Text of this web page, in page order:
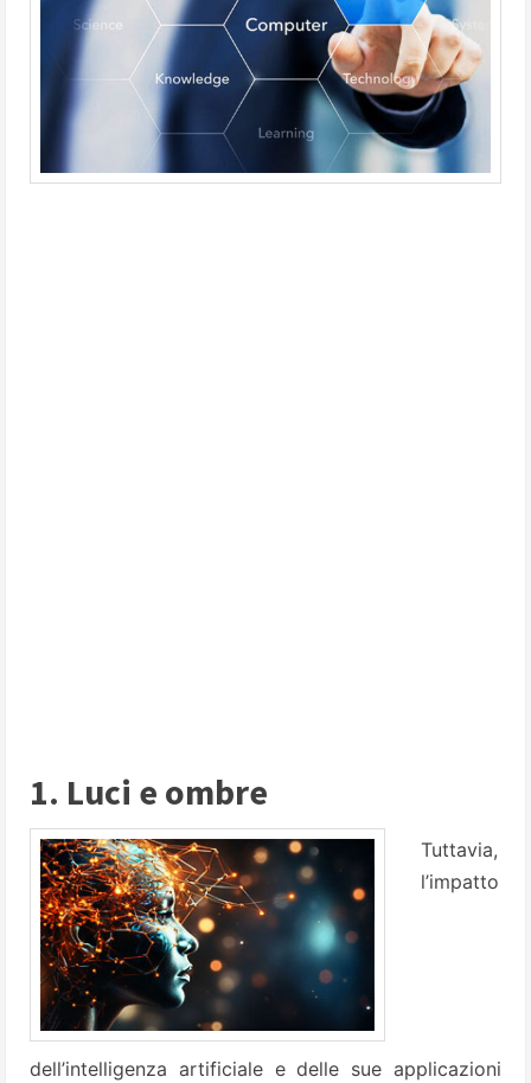
1. Luci e ombre
Tuttavia,
l’impatto
dell’intelligenza artificiale e delle sue applicazioni